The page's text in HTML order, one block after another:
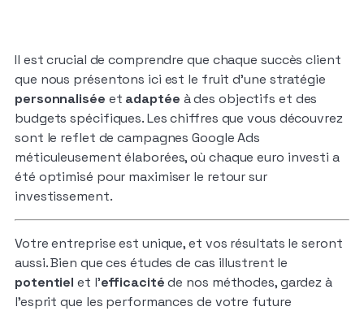
Il est crucial de comprendre que chaque succès client
que nous présentons ici est le fruit d’une stratégie
personnalisée et adaptée à des objectifs et des
budgets spécifiques. Les chiffres que vous découvrez
sont le reflet de campagnes Google Ads
méticuleusement élaborées, où chaque euro investi a
été optimisé pour maximiser le retour sur
investissement.
Votre entreprise est unique, et vos résultats le seront
aussi. Bien que ces études de cas illustrent le
potentiel et l’efficacitéde nos méthodes, gardez à
l’esprit que les performances de votre future